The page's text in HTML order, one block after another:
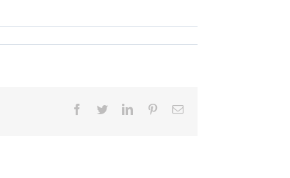
Facebook
TwitterLinkedInPinterestCorreo